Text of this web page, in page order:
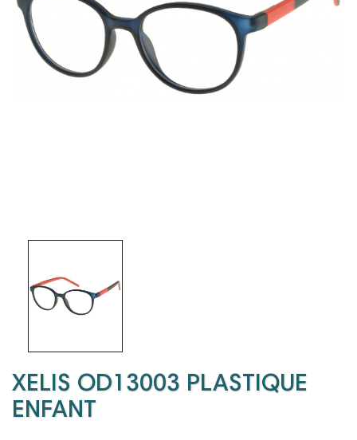
XELIS OD13003 PLASTIQUE
ENFANT